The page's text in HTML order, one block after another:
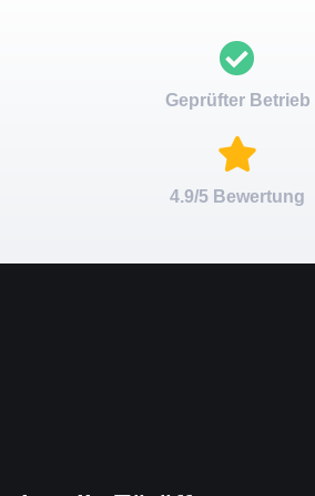
Geprüfter Betrieb
4.9/5 Bewertung